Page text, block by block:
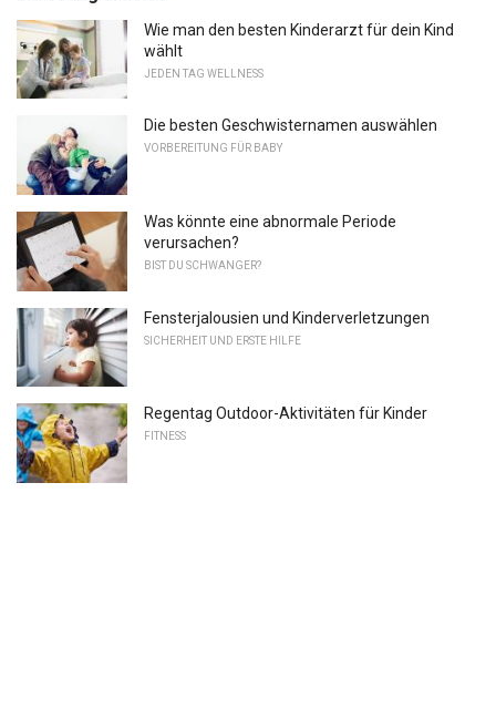
Wie man den besten Kinderarzt für dein Kind
wählt
JEDEN TAG WELLNESS
Die besten Geschwisternamen auswählen
VORBEREITUNG FÜR BABY
Was könnte eine abnormale Periode
verursachen?
BIST DU SCHWANGER?
Fensterjalousien und Kinderverletzungen
SICHERHEIT UND ERSTE HILFE
Regentag Outdoor-Aktivitäten für Kinder
FITNESS